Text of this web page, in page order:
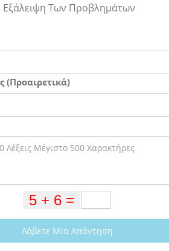
Εξάλειψη Των Προβλημάτων
(Προαιρετικά)
Λάβετε Μια Απάντηση